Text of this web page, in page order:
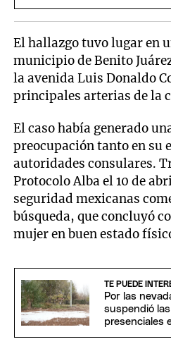
El hallazgo tuvo lugar en
municipio de Benito
la avenida Luis Donaldo
principales arterias de la
El caso había generado
preocupación tanto en su
autoridades consulares.
Protocolo Alba el 10 de
seguridad mexicanas
búsqueda, que concluyó
mujer en buen estado
TE PUEDE
Por las
suspendió
presenciales